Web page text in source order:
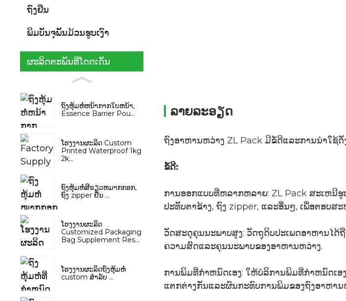
ຖົງຢືນ
ພິມບັນຈຸພັນມ້ວນຮູບເງົາ
ຜະລິດຕະພັນທີ່ໂດດເດັ່ນ
ຖົງຫຸ້ມຫໍ່ຫນ້າກາກໃບຫນ້າ,
Essence Barrier Pou...
ໂຮງງານຜະລິດ Custom
Printed Waterproof 1kg
2k...
ຖົງຫຸ້ມຫໍ່ສີຂຽວຫມາກກອກ,
ຖົງ zipper ຢືນ ...
ໂຮງງານຜະລິດ
Customized Packaging
Bag Supplement Res...
ໂຮງງານຜະລິດຖົງຫຸ້ມຫໍ່
custom ສໍາລັບ ...
ລາຍລະອຽດ
ຖົງອາຫານຫວ່າງ ZL Pack ມີຂໍ້ດີແລະການນໍາໃຊ້ດັ່
ຂໍ້ດີ:
ການອອກແບບທີ່ຫລາກຫລາຍ: ZL Pack ສະເຫນີ
ປະທັບຕາຂ້າງ, ຖົງ zipper, ແລະອື່ນໆ, ເພື່ອຕອບ
ວັດສະດຸຄຸນນະພາບສູງ: ວັດຖຸດິບປະເພດອາຫານໄດ້
ຄວາມສົດແລະຄຸນນະພາບຂອງອາຫານຫວ່າງ.
ການພິມທີ່ກໍາຫນົດເອງ: ໃຫ້ບໍລິການພິມທີ່ກໍາຫນົດເ
ແຕກຕ່າງກັນແລະຜົນກະທົບການພິມຂອງຖົງອາຫາ